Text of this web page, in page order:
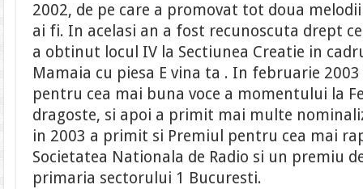
2002, de pe care a promovat tot doua melodii
ai fi. In acelasi an a fost recunoscuta drept
a obtinut locul IV la Sectiunea Creatie in
Mamaia cu piesa E vina ta . In februarie
pentru cea mai buna voce a momentului la
dragoste, si apoi a primit mai multe
in 2003 a primit si Premiul pentru cea mai
Societatea Nationala de Radio si un premiu
primaria sectorului 1 Bucuresti.